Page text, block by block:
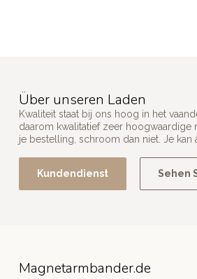
Über unseren Laden
Kwaliteit staat bij ons hoog in het
daarom kwalitatief zeer hoogwaardige
je bestelling, schroom dan niet. Je kan
Kundendienst Sehen
Magnetarmbander.de